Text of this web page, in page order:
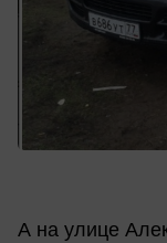
А на улице